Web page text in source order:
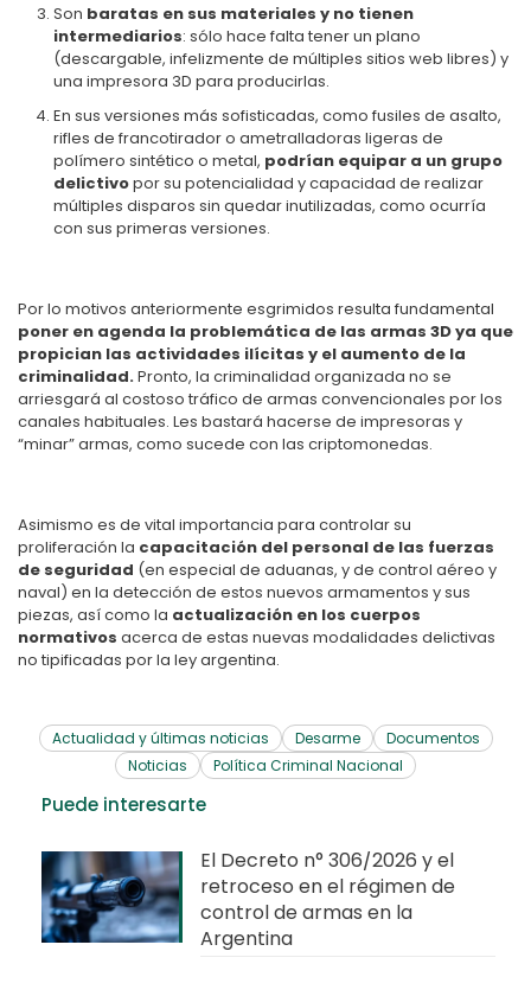
Son baratas en sus materiales y no tienen
intermediarios: sólo hace falta tener un plano
(descargable, infelizmente de múltiples sitios web libres) y
una impresora 3D para producirlas.
En sus versiones más sofisticadas, como fusiles de asalto,
rifles de francotirador o ametralladoras ligeras de
polímero sintético o metal, podrían equipar a un grupo
delictivopor su potencialidad y capacidad de realizar
múltiples disparos sin quedar inutilizadas, como ocurría
con sus primeras versiones.
Por lo motivos anteriormente esgrimidos resulta fundamental
poner en agenda la problemática de las armas 3D ya que
propician las actividades ilícitas y el aumento de la
criminalidad.Pronto, la criminalidad organizada no se
arriesgará al costoso tráfico de armas convencionales por los
canales habituales. Les bastará hacerse de impresoras y
“minar” armas, como sucede con las criptomonedas.
Asimismo es de vital importancia para controlar su
proliferación la capacitación del personal de las fuerzas
de seguridad (en especial de aduanas, y de control aéreo y
naval) en la detección de estos nuevos armamentos y sus
piezas, así como la actualización en los cuerpos
normativos acerca de estas nuevas modalidades delictivas
no tipificadas por la ley argentina.
Actualidad y últimas noticias Desarme
Documentos
Noticias
Política Criminal Nacional
Puede interesarte
El Decreto n° 306/2026 y el
retroceso en el régimen de
control de armas en la
Argentina